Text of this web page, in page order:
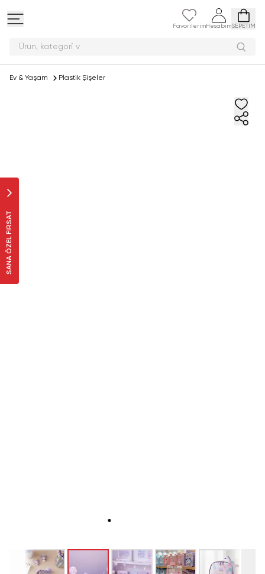
Favorilerim HesabımSEPETİM
Ürün, kat
SANA ÖZEL FIRSAT
Ev & Yaşam Plastik Şişeler